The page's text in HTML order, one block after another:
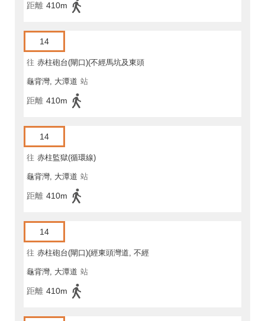
距離 410m
14
往 赤柱砲台(閘口)(不經馬坑及東頭
灣道)
龜背灣, 大潭道 站
距離 410m
14
往 赤柱監獄(循環線)
龜背灣, 大潭道 站
距離 410m
14
往 赤柱砲台(閘口)(經東頭灣道, 不經
馬坑)
龜背灣, 大潭道 站
距離 410m